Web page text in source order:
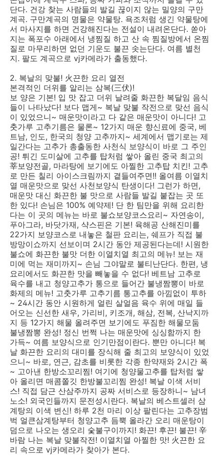
단다. 건강 찾는 사람들의 발길 끊이지 않는 밀양의 구만
계곡. 구만계곡의 명물은 약물탕. 욕조처럼 생긴 약물탕에
서 마사지를 하면 건강해진다는 전설이 내려온단다. 쏟아
지는 폭포수 아래에서 냉찜질 하고 산 속 찜질방에서 온찜
질로 마무리하면 없던 기운도 불끈 솟는단다. 여름 별천
지. 팔도 계곡으로 vj카메라가 출동했다.
2. 복날의 맞불! 火끈한 요리 열전
본격적인 더위를 알리는 삼복(三伏)!
보 양은 기본! 입 맛 잡고 더위 날려줄 화끈한 복달임 음식
들이 나타났다! 보다 맵게~ 복날 맞불 작전으로 맞선 음식
이 있었으니~ 매운맛이라고 다 같은 매운맛이 아니다! 고
춧가루 고추기름은 물론~ 12가지 매운 향신료에 중국, 베
트남, 인도, 한국의 청양 고추까지~ 세계에서 맵기로는 제
일간다는 고추가 총출동한 사천식 보양식이 바로 그 주인
공! 튀긴 도미살에 고추를 탑처럼 쌓아 올린 중국 최고의
莘보양전골, 마라탕에 보기에도 아찔한 고추탑 치킨! 고추
로 만든 칠리 아이스크림까지 곁들여주면!! 올여름 이열치
열 매운맛으로 맞선 사천보양식 탄생이다! 그런가 하면,
매운맛 대신 화끈한 불 맛으로 사람들 발길 붙잡는 곳 또
한 있다! 손님은 100% 예약제! 단 한 팀만을 위해 요리한
다는 이 곳의 메뉴는 바로 불쇼보양코스요리~ 자연송이,
푸아그라, 바닷가재, 샥스핀은 기본! 육해공 산해진미를
22가지 보양코스로 내놓은 철판 요리는, 쉐프가 직접 불
방망이쇼까지 선보이며 2시간 동안 제공된다는데! 시원한
불쇼에 화끈한 불맛 더한 이열치열 최고의 메뉴! 보는 재
미에 먹는 재미까지~ 손님 그야말로 불티난단다. 한편, 냉
요리에서도 화끈한 맛을 빼놓을 수 없다! 베트남 고추로
육수를 내고 청양고추가 통으로 들어간 불냉짬뽕이 바로
화제의 메뉴! 고춧가루 고추기름 통고추를 아낌없이 투하
~ 24시간 동안 시원하게 얼린 살얼음 육수 위에 매일 들
어오는 신선한 새우, 가리비, 키조개, 해삼, 전복, 산낙지까
지 등 12가지 해물 올려주면 보기에도 푸짐한 해물모둠
불냉짬뽕 완성! 정신 번쩍 나는 매운맛에 싱싱함까지 한
가득~ 여름 보양식으로 인기만점이란다. 뿐만 아니다! 복
날 화끈한 요리의 대미를 장식해 줄 최고의 보양식이 있었
으니~ 바로, 연근, 감초를 비롯한 각종 한약재와 2시간 폭
~ 고아낸 한방소꼬리찜! 여기에 청양물고추를 탑처럼 쌓
아 올리면 매콤쫄깃 한방불꼬리찜 완성! 복날 이색 서비
스! 직접 담근 산삼주까지 공짜 서비스로 등장하니~ 남녀
노소! 외국인들까지 문전성시란다. 복날의 베스트셀러 삼
계탕의 이색 변신! 하루 2천 마리 이상 팔린다는 고추장범
벅 얼큰삼계탕부터 청양고추 듬뿍 올라간 오리 매운탕이
덤으로 나오는 생오리 숯불구이까지! 화끈! 후끈! 불끈! 辛
바람 나는 복날 맞불작전! 이열치열 아찔한 맛! 火끈한 요
리 속으로 vj카메라가 찾아가 본다.